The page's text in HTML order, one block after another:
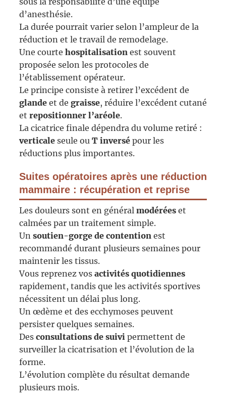
d’anesthésie.
La durée pourrait varier selon l’ampleur de la
réduction et le travail de remodelage.
Une courte hospitalisationest souvent
proposée selon les protocoles de
l’établissement opérateur.
Le principe consiste à retirer l’excédent de
glandeet de graisse, réduire l’excédent cutané
et repositionner l’aréole.
La cicatrice finale dépendra du volume retiré :
verticaleseule ou T inversépour les
réductions plus importantes.
Suites opératoires après une réduction
mammaire : récupération et reprise
Les douleurs sont en général modéréeset
calmées par un traitement simple.
Un soutien-gorge de contentionest
recommandé durant plusieurs semaines pour
maintenir les tissus.
Vous reprenez vos activités quotidiennes
rapidement, tandis que les activités sportives
nécessitent un délai plus long.
Un œdème et des ecchymoses peuvent
persister quelques semaines.
Des consultations de suivi permettent de
surveiller la cicatrisation et l’évolution de la
forme.
L’évolution complète du résultat demande
plusieurs mois.